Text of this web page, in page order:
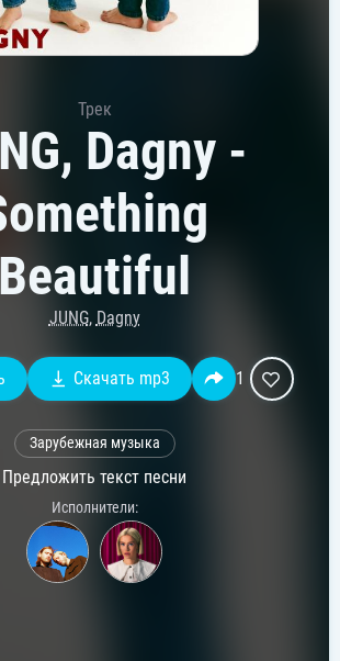
Трек
Dagny -
Beautiful
JUNG, Dagny
Скачать mp3 1
Зарубежная музыка
Предложить текст песни
Исполнители: